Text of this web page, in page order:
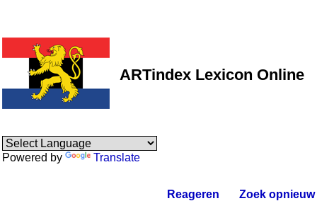
ARTindex Lexicon Online
Powered by Translate
Reageren Zoek opnieuw.